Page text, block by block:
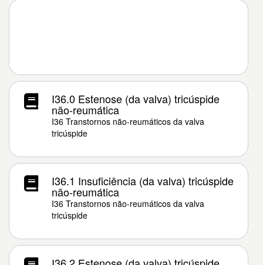
I36.0 Estenose (da valva) tricúspide
não-reumática
I36 Transtornos não-reumáticos da valva
tricúspide
I36.1 Insuficiência (da valva) tricúspide
não-reumática
I36 Transtornos não-reumáticos da valva
tricúspide